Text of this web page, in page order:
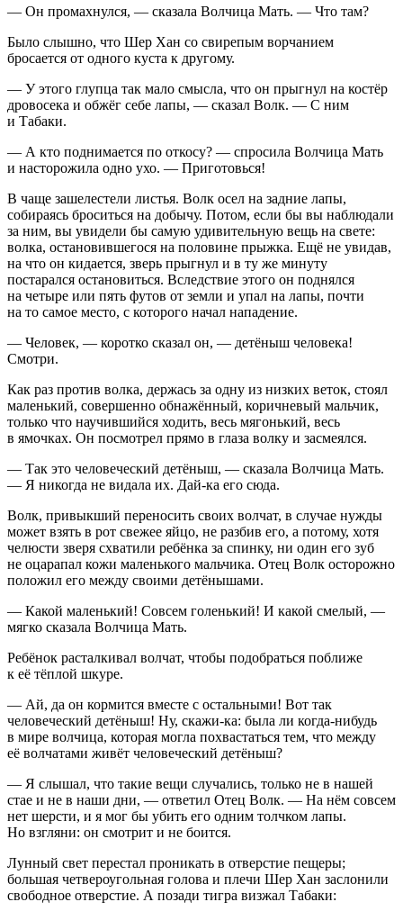
— Он промахнулся, — сказала Волчица Мать. — Что там?
Было слышно, что Шер Хан со свирепым ворчанием
бросается от одного куста к другому.
— У этого глупца так мало смысла, что он прыгнул на костёр
дровосека и обжёг себе лапы, — сказал Волк. — С ним
и Табаки.
— А кто поднимается по откосу? — спросила Волчица Мать
и насторожила одно ухо. — Приготовься!
В чаще зашелестели листья. Волк осел на задние лапы,
собираясь броситься на добычу. Потом, если бы вы наблюдали
за ним, вы увидели бы самую удивительную вещь на свете:
волка, остановившегося на половине прыжка. Ещё не увидав,
на что он кидается, зверь прыгнул и в ту же минуту
постарался остановиться. Вследствие этого он поднялся
на четыре или пять футов от земли и упал на лапы, почти
на то самое место, с которого начал нападение.
— Человек, — коротко сказал он, — детёныш человека!
Смотри.
Как раз против волка, держась за одну из низких веток, стоял
маленький, совершенно обнажённый, коричневый мальчик,
только что научившийся ходить, весь мягонький, весь
в ямочках. Он посмотрел прямо в глаза волку и засмеялся.
— Так это человеческий детёныш, — сказала Волчица Мать.
— Я никогда не видала их. Дай-ка его сюда.
Волк, привыкший переносить своих волчат, в случае нужды
может взять в рот свежее яйцо, не разбив его, а потому, хотя
челюсти зверя схватили ребёнка за спинку, ни один его зуб
не оцарапал кожи маленького мальчика. Отец Волк осторожно
положил его между своими детёнышами.
— Какой маленький! Совсем голенький! И какой смелый, —
мягко сказала Волчица Мать.
Ребёнок расталкивал волчат, чтобы подобраться поближе
к её тёплой шкуре.
— Ай, да он кормится вместе с остальными! Вот так
человеческий детёныш! Ну, скажи-ка: была ли когда-нибудь
в мире волчица, которая могла похвастаться тем, что между
её волчатами живёт человеческий детёныш?
— Я слышал, что такие вещи случались, только не в нашей
стае и не в наши дни, — ответил Отец Волк. — На нём совсем
нет шерсти, и я мог бы убить его одним толчком лапы.
Но взгляни: он смотрит и не боится.
Лунный свет перестал проникать в отверстие пещеры;
большая четвероугольная голова и плечи Шер Хан заслонили
свободное отверстие. А позади тигра визжал Табаки: